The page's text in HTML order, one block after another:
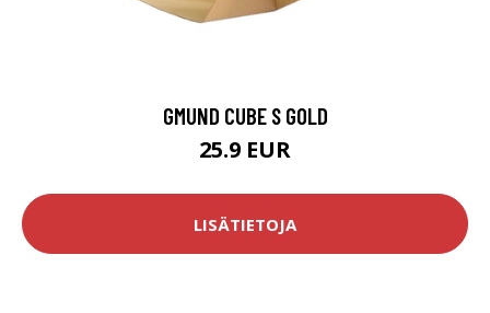
GMUND CUBE S GOLD
25.9 EUR
LISÄTIETOJA